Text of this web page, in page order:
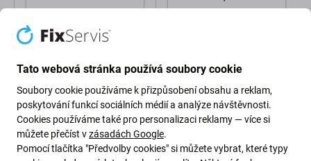
SKLADEM 5 ks
Tato webová stránka používá soubory cookie
Soubory cookie používáme k přizpůsobení obsahu a reklam,
poskytování funkcí sociálních médií a analýze návštěvnosti.
Cookies používáme také pro personalizaci reklamy — více si
můžete přečíst vzásadách Google.
Pomocí tlačítka "Předvolby cookies" si můžete vybrat, které typy